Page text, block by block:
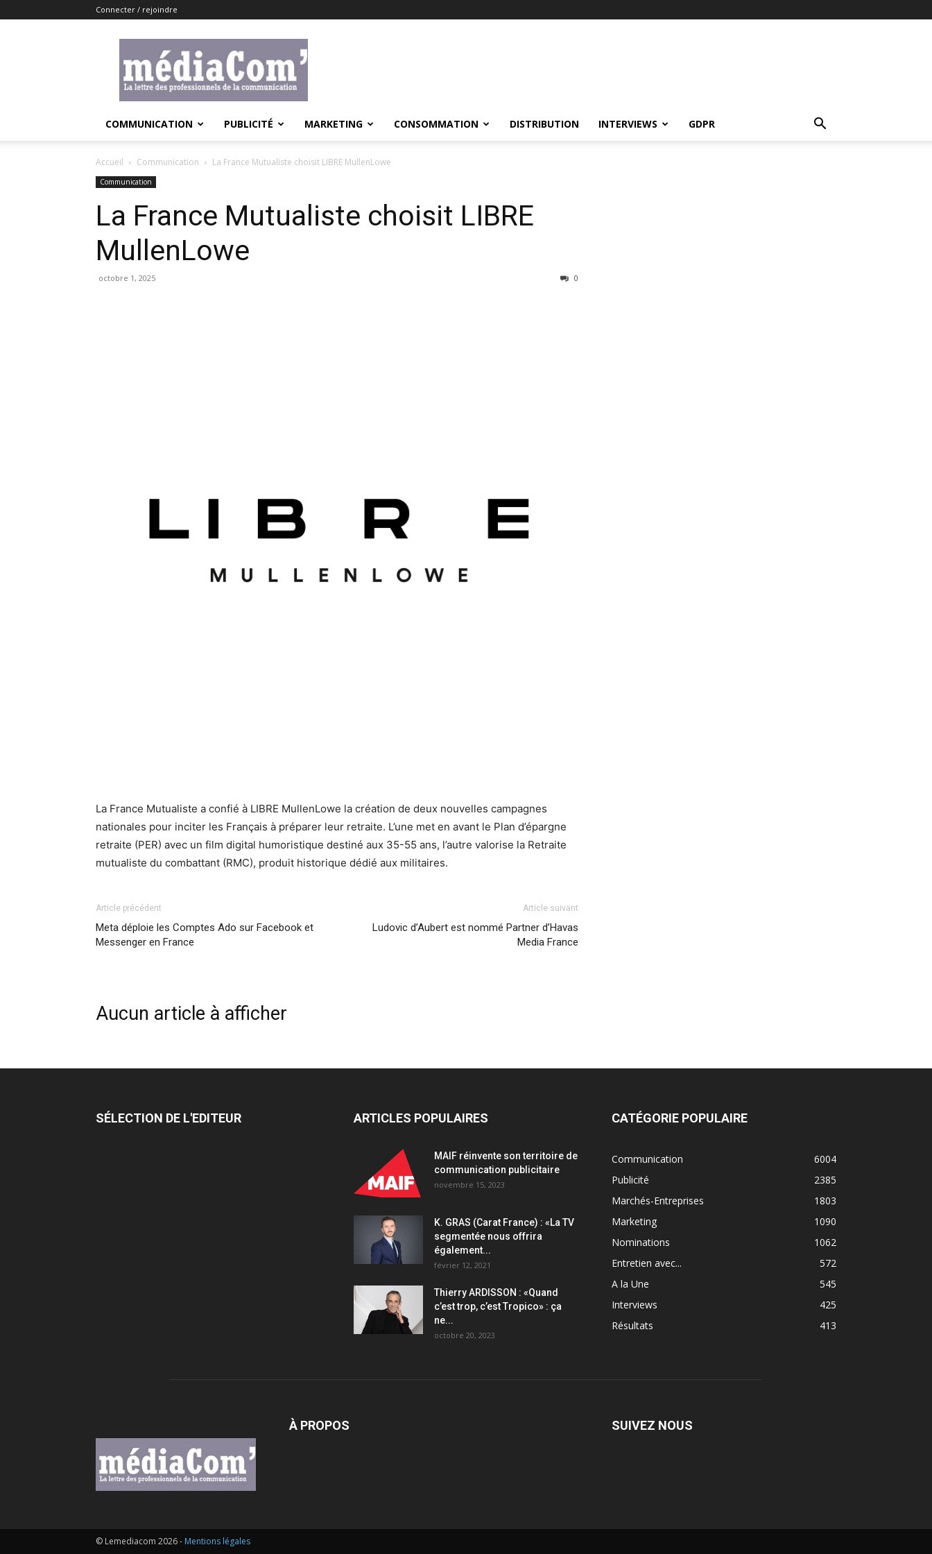
Connecter / rejoindre
COMMUNICATION PUBLICITÉ MARKETING CONSOMMATION DISTRIBUTION INTERVIEWS GDPR
Accueil Communication La France Mutualiste choisit LIBRE MullenLowe
Communication
La France Mutualiste choisit LIBRE
MullenLowe
octobre 1, 2025 0
La France Mutualiste a confié à LIBRE MullenLowe la création de deux nouvelles campagnes
nationales pour inciter les Français à préparer leur retraite. L’une met en avant le Plan d’épargne
retraite (PER) avec un film digital humoristique destiné aux 35-55 ans, l’autre valorise la Retraite
mutualiste du combattant (RMC), produit historique dédié aux militaires.
Article précédent
Meta déploie les Comptes Ado sur Facebook et
Messenger en France
Article suivant
Ludovic d’Aubert est nommé Partner d’Havas
Media France
Aucun article à afficher
SÉLECTION DE L'EDITEUR ARTICLES POPULAIRES
MAIF réinvente son territoire de
communication publicitaire
novembre 15, 2023
K. GRAS (Carat France) : «La TV
segmentée nous offrira
également...
février 12, 2021
Thierry ARDISSON : «Quand
c’est trop, c’est Tropico» : ça
ne...
octobre 20, 2023
CATÉGORIE POPULAIRE
Communication
6004
Publicité
2385
Marchés-Entreprises
1803
Marketing
1090
Nominations
1062
Entretien avec...
572
A la Une
545
Interviews
425
Résultats
413
À PROPOS SUIVEZ NOUS
© Lemediacom 2026 - Mentions légales